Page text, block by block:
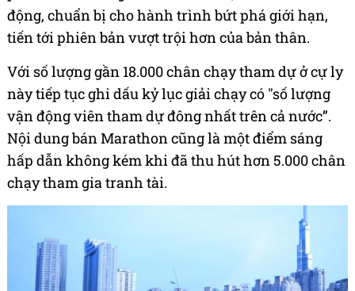
động, chuẩn bị cho hành trình bứt phá giới hạn,
tiến tới phiên bản vượt trội hơn của bản thân.
Với số lượng gần 18.000 chân chạy tham dự ở cự ly
này tiếp tục ghi dấu kỷ lục giải chạy có "số lượng
vận động viên tham dự đông nhất trên cả nước”.
Nội dung bán Marathon cũng là một điểm sáng
hấp dẫn không kém khi đã thu hút hơn 5.000 chân
chạy tham gia tranh tài.